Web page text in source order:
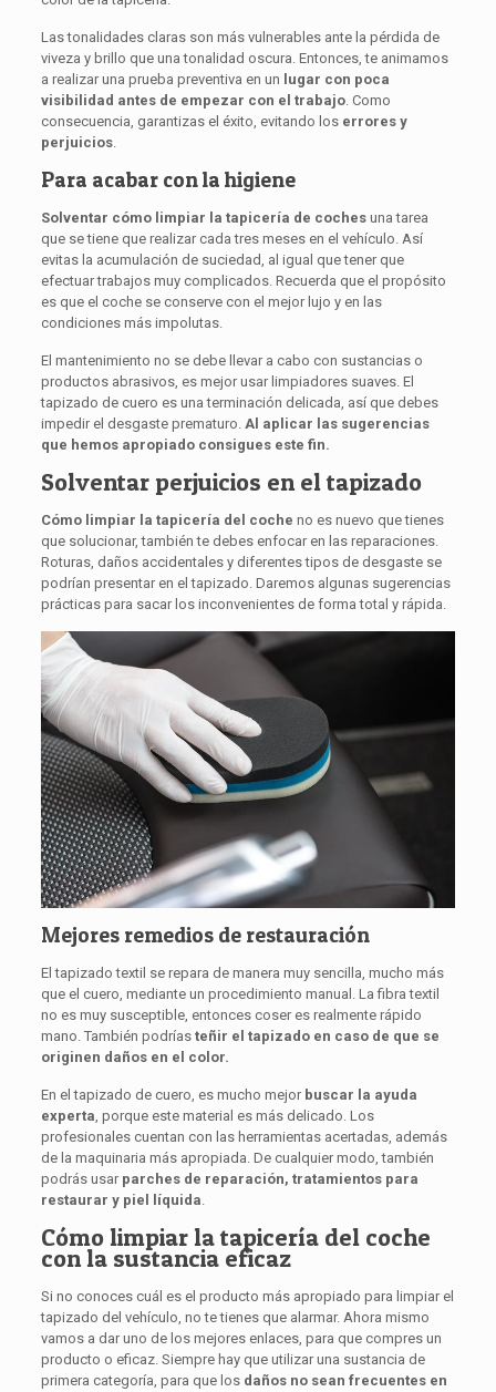
Las tonalidades claras son más vulnerables ante la pérdida de
viveza y brillo que una tonalidad oscura. Entonces, te animamos
a realizar una prueba preventiva en un lugar con poca
visibilidad antes de empezar con el trabajo. Como
consecuencia, garantizas el éxito, evitando los errores y
perjuicios.
Para acabar con la higiene
Solventar cómo limpiar la tapicería de cochesuna tarea
que se tiene que realizar cada tres meses en el vehículo. Así
evitas la acumulación de suciedad, al igual que tener que
efectuar trabajos muy complicados. Recuerda que el propósito
es que el coche se conserve con el mejor lujo y en las
condiciones más impolutas.
El mantenimiento no se debe llevar a cabo con sustancias o
productos abrasivos, es mejor usar limpiadores suaves. El
tapizado de cuero es una terminación delicada, así que debes
impedir el desgaste prematuro. Al aplicar las sugerencias
que hemos apropiado consigues este fin.
Solventar perjuicios en el tapizado
Cómo limpiar la tapicería del coche no es nuevo que tienes
que solucionar, también te debes enfocar en las reparaciones.
Roturas, daños accidentales y diferentes tipos de desgaste se
podrían presentar en el tapizado. Daremos algunas sugerencias
prácticas para sacar los inconvenientes de forma total y rápida.
Mejores remedios de restauración
El tapizado textil se repara de manera muy sencilla, mucho más
que el cuero, mediante un procedimiento manual. La fibra textil
no es muy susceptible, entonces coser es realmente rápido
mano. También podrías teñir el tapizado en caso de que se
originen daños en el color.
En el tapizado de cuero, es mucho mejor buscar la ayuda
experta, porque este material es más delicado. Los
profesionales cuentan con las herramientas acertadas, además
de la maquinaria más apropiada. De cualquier modo, también
podrás usar parches de reparación, tratamientos para
restaurar y piel líquida.
Cómo limpiar la tapicería del coche
con la sustancia eficaz
Si no conoces cuál es el producto más apropiado para limpiar el
tapizado del vehículo, no te tienes que alarmar. Ahora mismo
vamos a dar uno de los mejores enlaces, para que compres un
producto o eficaz. Siempre hay que utilizar una sustancia de
primera categoría, para que los daños no sean frecuentes en